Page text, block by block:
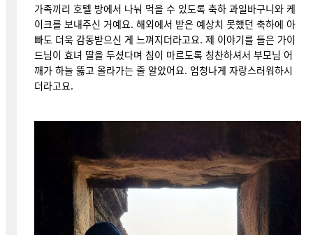
가족끼리 호텔 방에서 나눠 먹을 수 있도록 축하 과일바구니와 케
이크를 보내주신 거예요. 해외에서 받은 예상치 못했던 축하에 아
빠도 더욱 감동받으신 게 느껴지더라고요. 제 이야기를 들은 가이
드님이 효녀 딸을 두셨다며 침이 마르도록 칭찬하셔서 부모님 어
깨가 하늘 뚫고 올라가는 줄 알았어요. 엄청나게 자랑스러워하시
더라고요.